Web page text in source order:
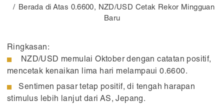
Berada di Atas 0.6600, NZD/USD Cetak Rekor Mingguan
Baru
Ringkasan:
NZD/USD memulai Oktober dengan catatan positif,
mencetak kenaikan lima hari melampaui 0.6600.
Sentimen pasar tetap positif, di tengah harapan
stimulus lebih lanjut dari AS, Jepang.